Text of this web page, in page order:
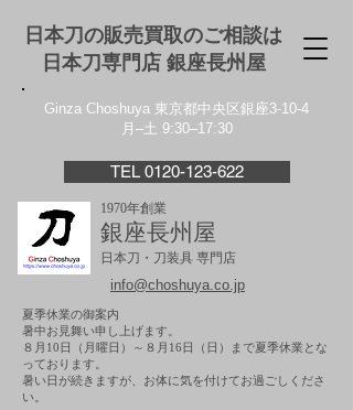
日本刀の販売買取のご相談は
日本刀専門店 銀座⻑州屋
Ginza Choshuya 東京都中央区銀座3-10-4
月–土 9:30–17:30
TEL 0120-123-622
1970年創業
銀座長州屋
日本刀・刀装具 専門店
info@choshuya.co.jp
夏季休業の御案内
暑中お見舞い申し上げます。
８月10日（月曜日）～８月16日（日）まで夏季休業とな
っております。
​暑い日が続きますが、お体に気を付けてお過ごしくださ
い。